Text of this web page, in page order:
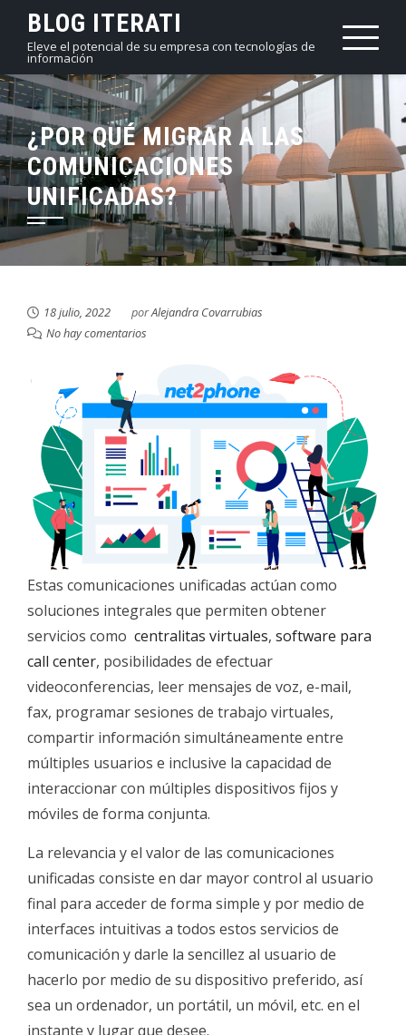
Saltar
contenido
BLOG ITERATI
Eleve el potencial de su empresa con tecnologías de
información
¿POR QUÉ MIGRAR A LAS
COMUNICACIONES
UNIFICADAS?
18 julio, 2022 porAlejandra Covarrubias
No hay comentarios
Estas comunicaciones unificadas actúan como
soluciones integrales que permiten obtener
servicios como centralitas virtuales, software para
call center, posibilidades de efectuar
videoconferencias, leer mensajes de voz, e-mail,
fax, programar sesiones de trabajo virtuales,
compartir información simultáneamente entre
múltiples usuarios e inclusive la capacidad de
interaccionar con múltiples dispositivos fijos y
móviles de forma conjunta.
La relevancia y el valor de las comunicaciones
unificadas consiste en dar mayor control al usuario
final para acceder de forma simple y por medio de
interfaces intuitivas a todos estos servicios de
comunicación y darle la sencillez al usuario de
hacerlo por medio de su dispositivo preferido, así
sea un ordenador, un portátil, un móvil, etc. en el
instante y lugar que desee.